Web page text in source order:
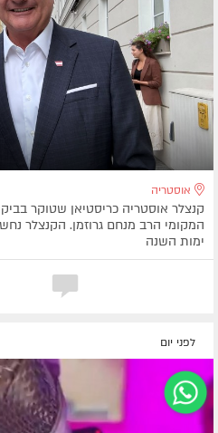
אוסטריה
קנצלר אוסטריה כריסטיאן שטוקר
המקומי הרב מנחם גרוזמן. הקנצלר
ימות השנה
לפני יום